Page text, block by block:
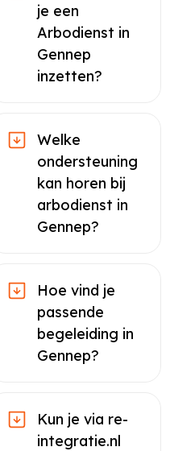
je een
Arbodienst in
Gennep
inzetten?
Welke
ondersteuning
kan horen bij
arbodienst in
Gennep?
Hoe vind je
passende
begeleiding in
Gennep?
Kun je via re-
integratie.nl